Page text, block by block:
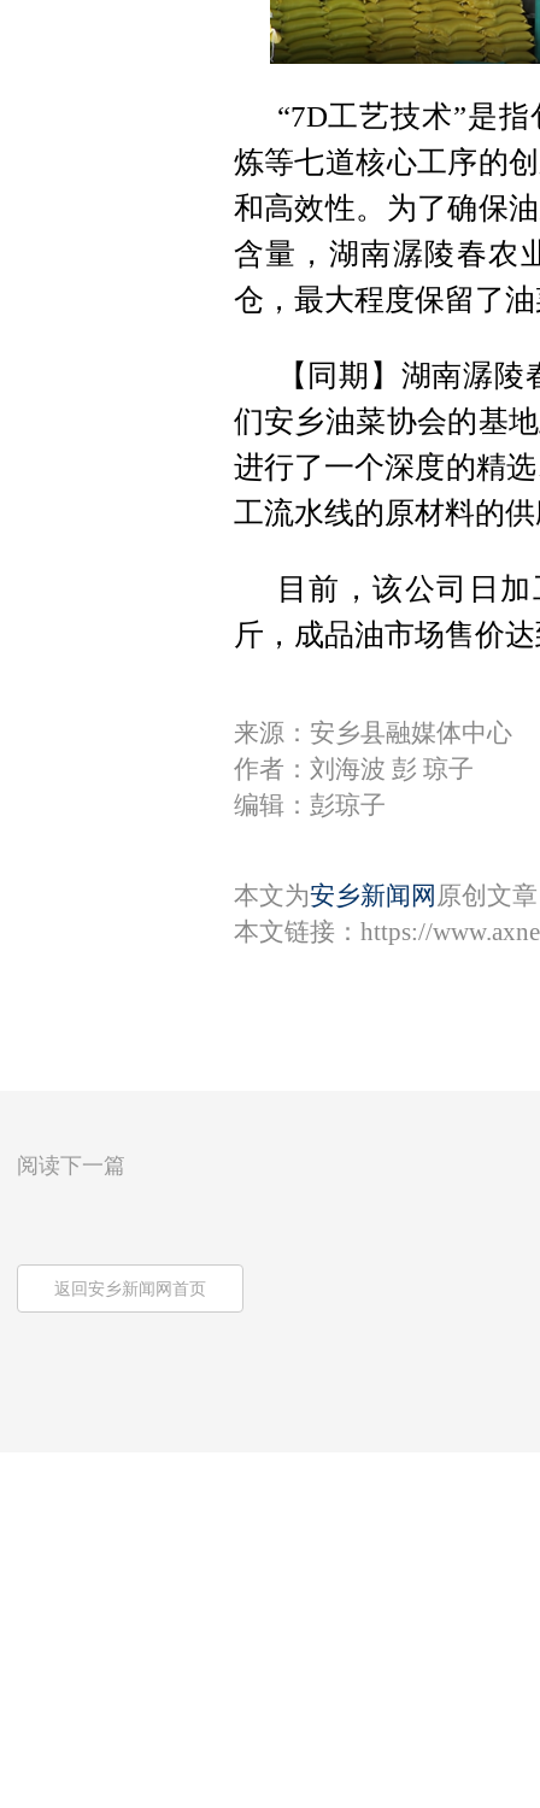
“7D工艺技术”是
炼等七道核心工序的
和高效性。为了确保
含量，湖南潺陵春农
仓，最大程度保留了
【同期】湖南潺
们安乡油菜协会的基
进行了一个深度的精
工流水线的原材料的
目前，该公司日
斤，成品油市场售价
来源：安乡县融媒体中心
作者：刘海波 彭 琼子
编辑：彭琼子
本文为安乡新闻网 原创文
本文链接： https://
阅读下一篇
返回安乡新闻网首页